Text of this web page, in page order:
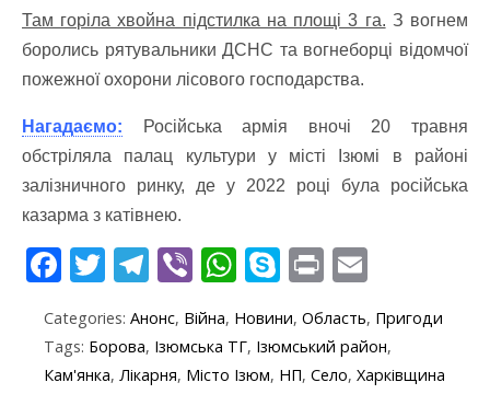
Там горіла хвойна підстилка на площі 3 га. З вогнем
боролись рятувальники ДСНС та вогнеборці відомчої
пожежної охорони лісового господарства.
Нагадаємо: Російська армія вночі 20 травня
обстріляла палац культури у місті Ізюмі в районі
залізничного ринку, де у 2022 році була російська
казарма з катівнею.
F
e
b
T
itt
er
T
e
gr
Vi
b
er
W
at
s
S
y
p
Pr
t ai
l
Categories: Анонс, Війна, Новини, Область, Пригоди
Tags: Борова, Ізюмська ТГ, Ізюмський район,
Кам'янка, Лікарня, Місто Ізюм, НП, Село, Харківщина